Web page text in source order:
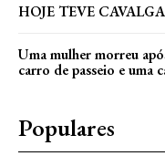
HOJE TEVE
Uma mulher morreu
carro de passeio e uma
Populares